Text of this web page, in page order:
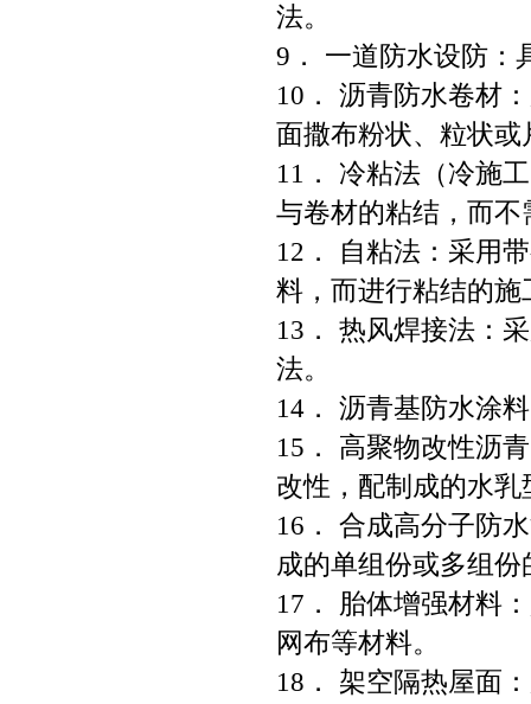
法。
9． 一道防水设防
10． 沥青防水卷材
面撒布粉状、粒状
11． 冷粘法（冷施
与卷材的粘结，而
12． 自粘法：采用
料，而进行粘结的
13． 热风焊接法：
法。
14． 沥青基防水涂
15． 高聚物改性沥
改性，配制成的水
16． 合成高分子防
成的单组份或多组
17． 胎体增强材料
网布等材料。
18． 架空隔热屋面